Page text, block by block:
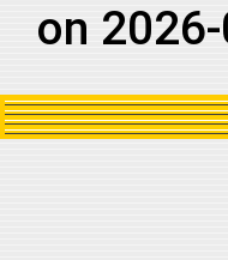
2023255N08238
2023255N08238
on